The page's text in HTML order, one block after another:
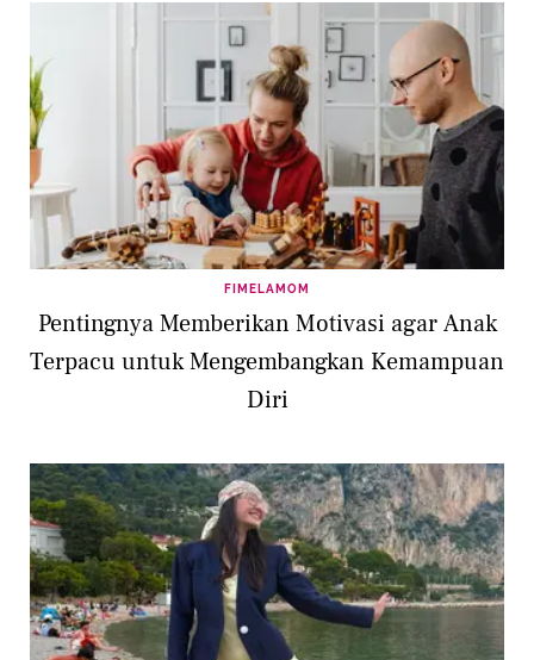
FIMELAMOM
Pentingnya Memberikan Motivasi agar Anak
Terpacu untuk Mengembangkan Kemampuan
Diri